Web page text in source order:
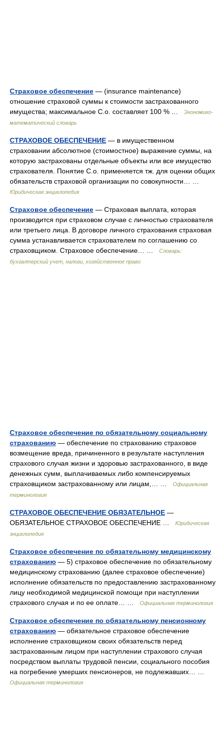
Страховое обеспечение — (insurance maintenance)
отношение страховой суммы к стоимости застрахованного
имущества; максимальное С.о. составляет 100 % …
Экономико-
математический словарь
СТРАХОВОЕ ОБЕСПЕЧЕНИЕ — в имущественном
страховании абсолютное (стоимостное) выражение суммы, на
которую застрахованы отдельные объекты или все имущество
страхователя. Понятие С.о. применяется тж. для оценки общих
обязательств страховой организации по совокупности… …
Юридическая энциклопедия
Страховое обеспечение — Страховая выплата, которая
производится при страховом случае с личностью страхователя
или третьего лица. В договоре личного страхования страховая
сумма устанавливается страхователем по соглашению со
страховщиком. Страховое обеспечение… …
Словарь:
бухгалтерский учет, налоги, хозяйственное право
Страховое обеспечение по обязательному социальному
страхованию — обеспечение по страхованию страховое
возмещение вреда, причиненного в результате наступления
страхового случая жизни и здоровью застрахованного, в виде
денежных сумм, выплачиваемых либо компенсируемых
страховщиком застрахованному или лицам,… …
Официальная
терминология
СТРАХОВОЕ ОБЕСПЕЧЕНИЕ ОБЯЗАТЕЛЬНОЕ —
ОБЯЗАТЕЛЬНОЕ СТРАХОВОЕ ОБЕСПЕЧЕНИЕ …
Юридическая
энциклопедия
Страховое обеспечение по обязательному медицинскому
страхованию — 5) страховое обеспечение по обязательному
медицинскому страхованию (далее страховое обеспечение)
исполнение обязательств по предоставлению застрахованному
лицу необходимой медицинской помощи при наступлении
страхового случая и по ее оплате… …
Официальная терминология
Страховое обеспечение по обязательному пенсионному
страхованию — обязательное страховое обеспечение
исполнение страховщиком своих обязательств перед
застрахованным лицом при наступлении страхового случая
посредством выплаты трудовой пенсии, социального пособия
на погребение умерших пенсионеров, не подлежавших… …
Официальная терминология